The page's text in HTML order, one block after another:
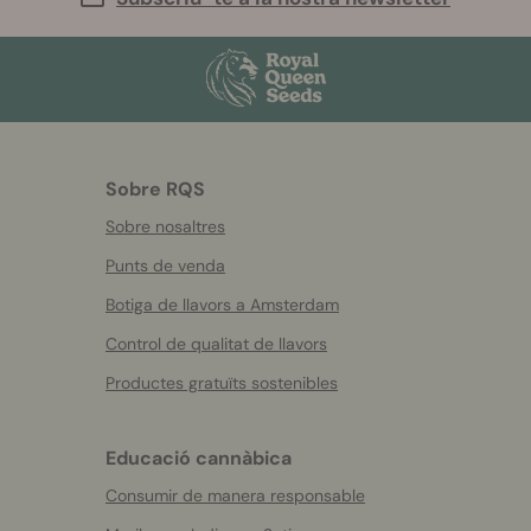
Sobre RQS
Sobre nosaltres
Punts de venda
Botiga de llavors a Amsterdam
Control de qualitat de llavors
Productes gratuïts sostenibles
Educació cannàbica
Consumir de manera responsable